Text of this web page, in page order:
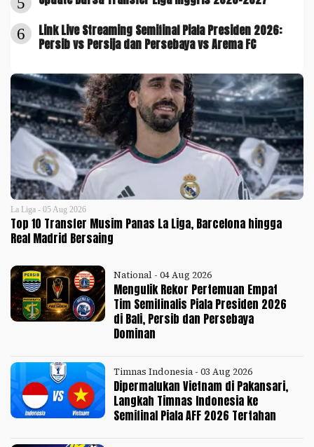
6
Link Live Streaming Semifinal Piala Presiden 2026:
Persib vs Persija dan Persebaya vs Arema FC
La Liga - 05 Aug 2026
Top 10 Transfer Musim Panas La Liga, Barcelona hingga
Real Madrid Bersaing
National - 04 Aug 2026
Mengulik Rekor Pertemuan Empat
Tim Semifinalis Piala Presiden 2026
di Bali, Persib dan Persebaya
Dominan
Timnas Indonesia - 03 Aug 2026
Dipermalukan Vietnam di Pakansari,
Langkah Timnas Indonesia ke
Semifinal Piala AFF 2026 Tertahan